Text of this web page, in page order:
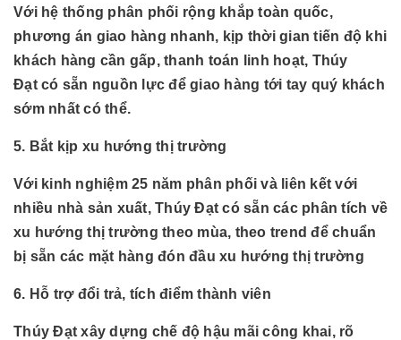
Với hệ thống phân phối rộng khắp toàn quốc,
phương án giao hàng nhanh, kịp thời gian tiến độ khi
khách hàng cần gấp, thanh toán linh hoạt, Thúy
Đạt có sẵn nguồn lực để giao hàng tới tay quý khách
sớm nhất có thể.
5. Bắt kịp xu hướng thị trường
Với kinh nghiệm 25 năm phân phối và liên kết với
nhiều nhà sản xuất, Thúy Đạt có sẵn các phân tích về
xu hướng thị trường theo mùa, theo trend để chuẩn
bị sẵn các mặt hàng đón đầu xu hướng thị trường
6. Hỗ trợ đổi trả, tích điểm thành viên
Thúy Đạt xây dựng chế độ hậu mãi công khai, rõ